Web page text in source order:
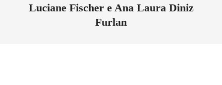
Luciane Fischer e Ana Laura Diniz
Furlan